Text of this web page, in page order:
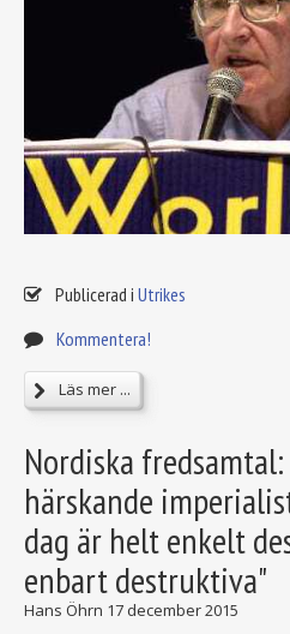
Publicerad i Utrikes
Kommentera!
Läs mer ...
Nordiska
härskande
dag är helt enkelt
enbart destruktiva"
Hans Öhrn 17 december 2015